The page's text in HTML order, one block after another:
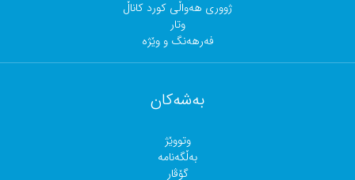
ژووری هەواڵی کورد کاناڵ
وتار
فەرهەنگ و وێژە
بەشەکان
وتووێژ
بەڵگەنامە
گۆڤار